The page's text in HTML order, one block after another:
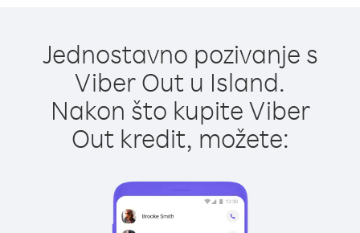
Jednostavno pozivanje s
Viber Out u Island.
Nakon što kupite Viber
Out kredit, možete: